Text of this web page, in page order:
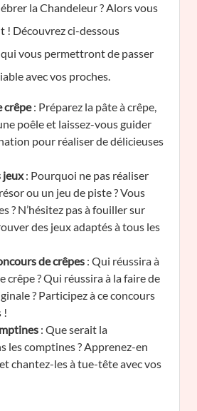
la Chandeleur ? Alors vous
! Découvrez ci-dessous
vous permettront de passer
avec vos proches.
crêpe: Préparez la pâte à crêpe,
poêle et laissez-vous guider
pour réaliser de délicieuses
jeux: Pourquoi ne pas réaliser
ou un jeu de piste ? Vous
? N’hésitez pas à fouiller sur
des jeux adaptés à tous les
de crêpes : Qui réussira à
crêpe ? Qui réussira à la faire de
? Participez à ce concours
!
: Que serait la
les comptines ? Apprenez-en
chantez-les à tue-tête avec vos